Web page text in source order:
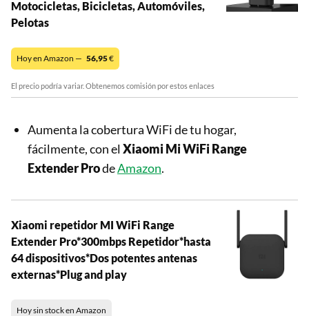
Motocicletas, Bicicletas, Automóviles,
Pelotas
Hoy en Amazon — 56,95€
El precio podría variar. Obtenemos comisión por estos enlaces
Aumenta la cobertura WiFi de tu hogar,
fácilmente, con el Xiaomi Mi WiFi Range
Extender ProdeAmazon.
Xiaomi repetidor MI WiFi Range
Extender Pro*300mbps Repetidor*hasta
64 dispositivos*Dos potentes antenas
externas*Plug and play
Hoy sin stock en Amazon